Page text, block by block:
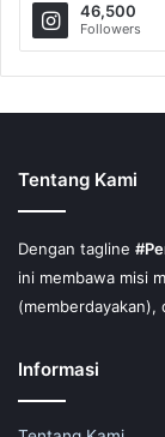
46,500
Followers
Tentang Kami
Dengan tagline
ini membawa misi
(memberdayakan),
Informasi